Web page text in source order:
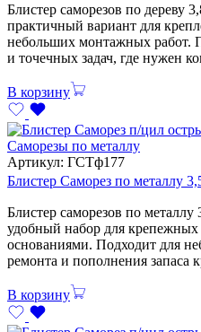
Блистер саморезов по дереву
практичный вариант для
небольших монтажных работ.
и точечных задач, где нужен
В корзину
Саморезы по металлу
Артикул: ГСТф177
Блистер Саморез по металлу
Блистер саморезов по
удобный набор для крепежных
основаниями. Подходит для
ремонта и пополнения запаса
В корзину